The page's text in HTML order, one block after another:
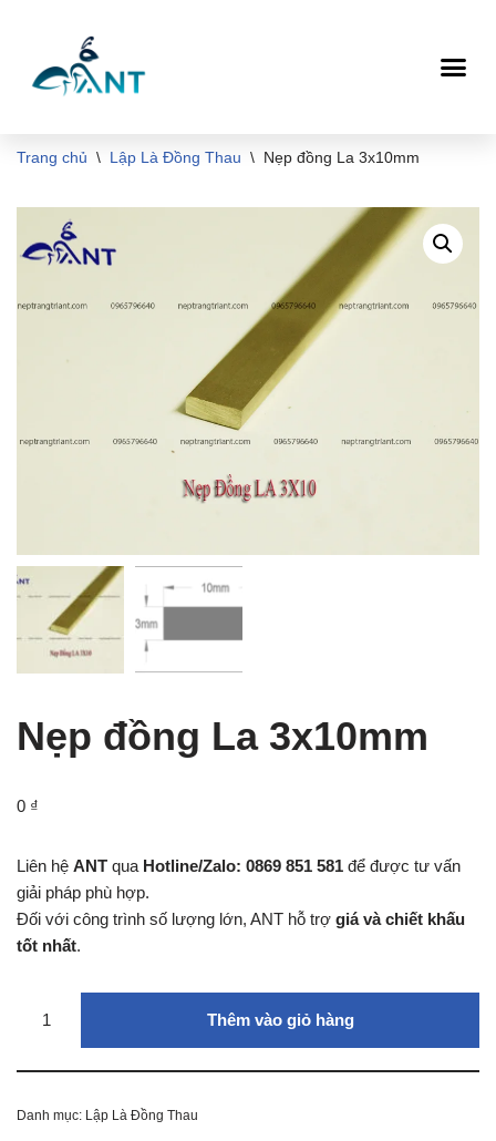
tới
Trang chủ \ Lập Là Đồng Thau \ Nẹp đồng La 3x10mm
Nẹp đồng La 3x10mm
0 ₫
Liên hệ ANT qua Hotline/Zalo: 0869 851 581 để được tư vấn
giải pháp phù hợp.
Đối với công trình số lượng lớn, ANT hỗ trợ giá và chiết khấu
tốt nhất.
Thêm vào giỏ hàng
Danh mục: Lập Là Đồng Thau